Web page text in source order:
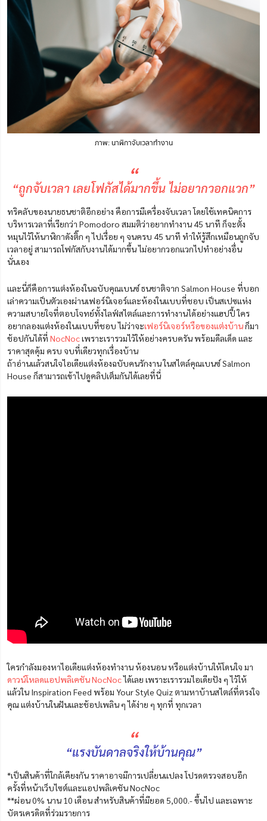
ภาพ: นาฬิกาจับเวลาทำงาน
“
“ถูกจับเวลา เลยโฟกัสได้มากขึ้น ไม่อยากวอกแวก”
ทริคลับของนายธนชาติอีกอย่าง คือการมีเครื่องจับเวลา โดยใช้เทคนิคการ
บริหารเวลาที่เรียกว่า Pomodoro สมมติว่าอยากทำงาน 45 นาที ก็จะตั้ง
หมุนไว้ให้นาฬิกาดังติ๊ก ๆ ไปเรื่อย ๆ จนครบ 45 นาที ทำให้รู้สึกเหมือนถูกจับ
เวลาอยู่ สามารถโฟกัสกับงานได้มากขึ้น ไม่อยากวอกแวกไปทำอย่างอื่น
นั่นเอง
และนี่ก็คือการแต่งห้องในฉบับคุณเบนซ์ ธนชาติจาก Salmon House ที่บอก
เล่าความเป็นตัวเองผ่านเฟอร์นิเจอร์และห้องในแบบที่ชอบ เป็นสเปซแห่ง
ความสบายใจที่ตอบโจทย์ทั้งไลฟ์สไตล์และการทำงานได้อย่างแฮปปี้ ใคร
อยากลองแต่งห้องในแบบที่ชอบ ไม่ว่าจะเฟอร์นิเจอร์หรือของแต่งบ้านก็มา
ช้อปกันได้ที่ NocNocเพราะเรารวมไว้ให้อย่างครบครัน พร้อมดีลเด็ด และ
ราคาสุดคุ้ม ครบ จบที่เดียวทุกเรื่องบ้าน
ถ้าอ่านแล้วสนใจไอเดียแต่งห้องฉบับคนรักงาน ในสไตล์คุณเบนซ์ Salmon
House ก็สามารถเข้าไปดูคลิปเต็มกันได้เลยที่นี่
ใครกำลังมองหาไอเดียแต่งห้องทำงาน ห้องนอน หรือแต่งบ้านให้โดนใจ มา
ดาวน์โหลดแอปพลิเคชัน NocNocได้เลย เพราะเรารวมไอเดียปัง ๆ ไว้ให้
แล้วใน Inspiration Feed พร้อม Your Style Quiz ตามหาบ้านสไตล์ที่ตรงใจ
คุณ แต่งบ้านในฝันและช้อปเพลิน ๆ ได้ง่าย ๆ ทุกที่ ทุกเวลา
“
“แรงบันดาลจริงให้บ้านคุณ”
*เป็นสินค้าที่ใกล้เคียงกัน ราคาอาจมีการเปลี่ยนแปลง โปรดตรวจสอบอีก
ครั้งที่หน้าเว็บไซต์และแอปพลิเคชัน NocNoc
**ผ่อน 0% นาน 10 เดือน สำหรับสินค้าที่มียอด 5,000.- ขึ้นไป และเฉพาะ
บัตรเครดิตที่ร่วมรายการ